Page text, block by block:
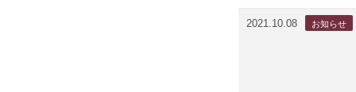
2021.10.08